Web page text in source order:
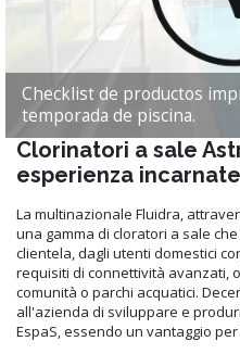
Checklist de productos
temporada de piscina.
Clorinatori a sale
esperienza
La multinazionale Fluidra,
una gamma di cloratori a sale
clientela, dagli utenti domestici
requisiti di connettività avanzati,
comunità o parchi acquatici.
all'azienda di sviluppare e
EspaS, essendo un vantaggio